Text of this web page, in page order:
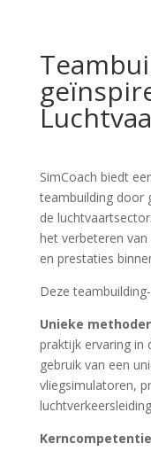
SimCoach biedt
teambuilding door
de
het verbeteren
en prestaties
Deze
Unieke
praktijk ervaring in
gebruik van een
vliegsimulatoren,